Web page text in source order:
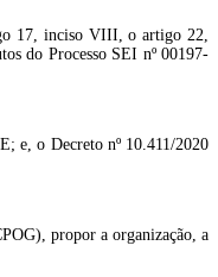
17, inciso VIII, o artigo 22,
do Processo SEI nº 00197-
e, o Decreto nº 10.411/2020
propor a organização, a